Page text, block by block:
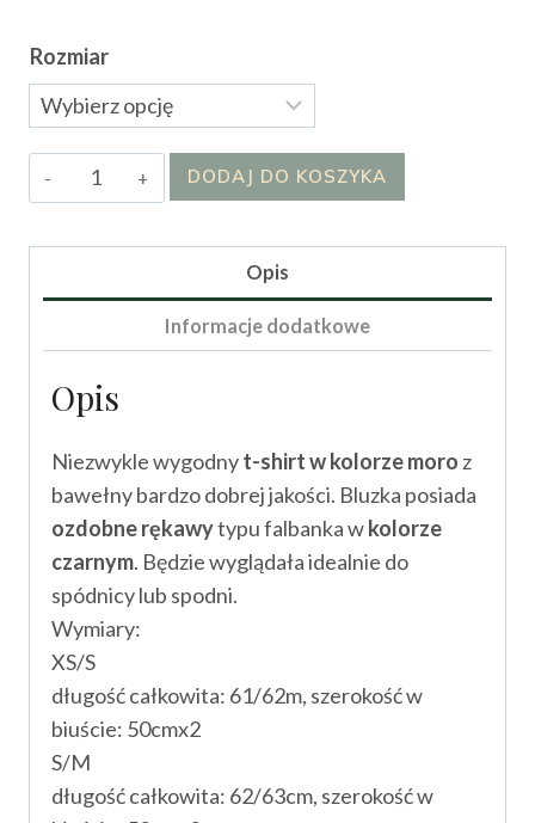
Rozmiar
ilość
Bluzka
DODAJ DO KOSZYKA
Opis
Informacje dodatkowe
Opis
Niezwykle wygodnyt-shirt w kolorze moro z
bawełny bardzo dobrej jakości. Bluzka posiada
ozdobne rękawytypu falbanka wkolorze
czarnym. Będzie wyglądała idealnie do
spódnicy lub spodni.
Wymiary:
XS/S
długość całkowita: 61/62m, szerokość w
biuście: 50cmx2
S/M
długość całkowita: 62/63cm, szerokość w